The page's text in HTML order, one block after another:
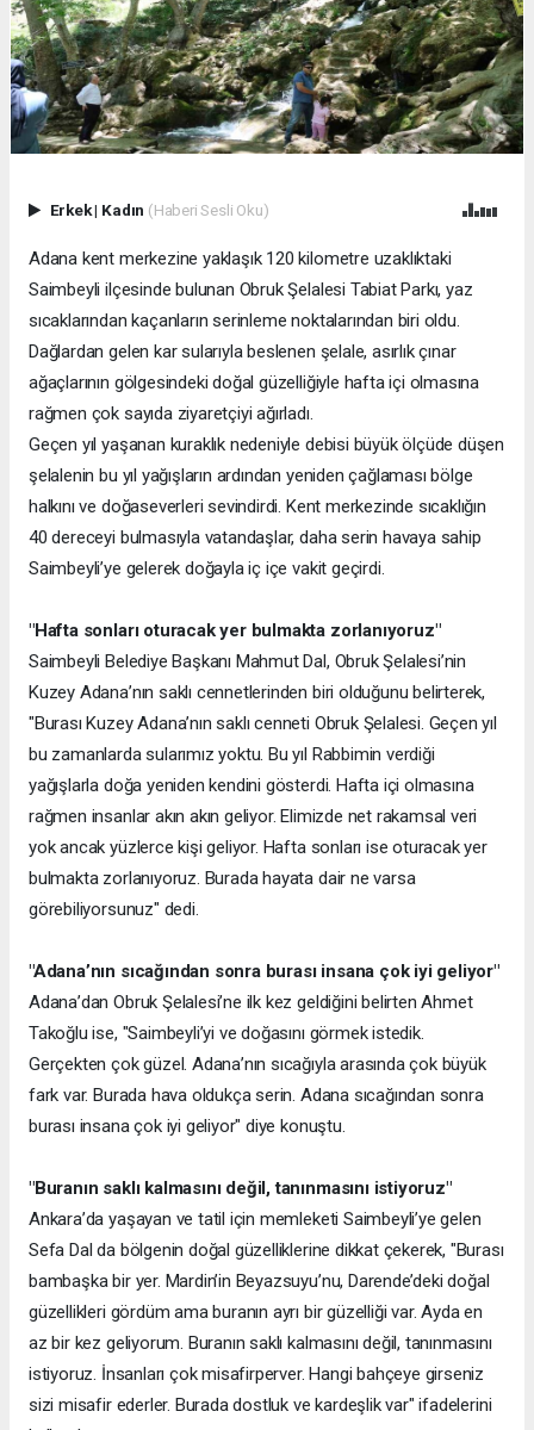
Erkek| Kadın (Haberi Sesli Oku)
Adana kent merkezine yaklaşık 120 kilometre uzaklıktaki
Saimbeyli ilçesinde bulunan Obruk Şelalesi Tabiat Parkı, yaz
sıcaklarından kaçanların serinleme noktalarından biri oldu.
Dağlardan gelen kar sularıyla beslenen şelale, asırlık çınar
ağaçlarının gölgesindeki doğal güzelliğiyle hafta içi olmasına
rağmen çok sayıda ziyaretçiyi ağırladı.
Geçen yıl yaşanan kuraklık nedeniyle debisi büyük ölçüde düşen
şelalenin bu yıl yağışların ardından yeniden çağlaması bölge
halkını ve doğaseverleri sevindirdi. Kent merkezinde sıcaklığın
40 dereceyi bulmasıyla vatandaşlar, daha serin havaya sahip
Saimbeyli’ye gelerek doğayla iç içe vakit geçirdi.
"Hafta sonları oturacak yer bulmakta zorlanıyoruz"
Saimbeyli Belediye Başkanı Mahmut Dal, Obruk Şelalesi’nin
Kuzey Adana’nın saklı cennetlerinden biri olduğunu belirterek,
"Burası Kuzey Adana’nın saklı cenneti Obruk Şelalesi. Geçen yıl
bu zamanlarda sularımız yoktu. Bu yıl Rabbimin verdiği
yağışlarla doğa yeniden kendini gösterdi. Hafta içi olmasına
rağmen insanlar akın akın geliyor. Elimizde net rakamsal veri
yok ancak yüzlerce kişi geliyor. Hafta sonları ise oturacak yer
bulmakta zorlanıyoruz. Burada hayata dair ne varsa
görebiliyorsunuz" dedi.
"Adana’nın sıcağından sonra burası insana çok iyi geliyor"
Adana’dan Obruk Şelalesi’ne ilk kez geldiğini belirten Ahmet
Takoğlu ise, "Saimbeyli’yi ve doğasını görmek istedik.
Gerçekten çok güzel. Adana’nın sıcağıyla arasında çok büyük
fark var. Burada hava oldukça serin. Adana sıcağından sonra
burası insana çok iyi geliyor" diye konuştu.
"Buranın saklı kalmasını değil, tanınmasını istiyoruz"
Ankara’da yaşayan ve tatil için memleketi Saimbeyli’ye gelen
Sefa Dal da bölgenin doğal güzelliklerine dikkat çekerek, "Burası
bambaşka bir yer. Mardin’in Beyazsuyu’nu, Darende’deki doğal
güzellikleri gördüm ama buranın ayrı bir güzelliği var. Ayda en
az bir kez geliyorum. Buranın saklı kalmasını değil, tanınmasını
istiyoruz. İnsanları çok misafirperver. Hangi bahçeye girseniz
sizi misafir ederler. Burada dostluk ve kardeşlik var" ifadelerini